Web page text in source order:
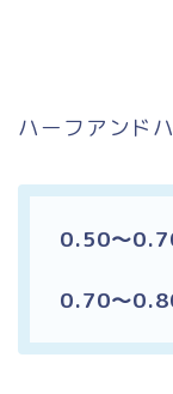
ハーフアンド
0.50〜
0.70〜